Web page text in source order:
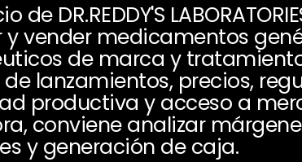
DR.REDDY'S
vender medicamentos
de marca y
lanzamientos, precios,
productiva y acceso a
conviene analizar
y generación de caja.